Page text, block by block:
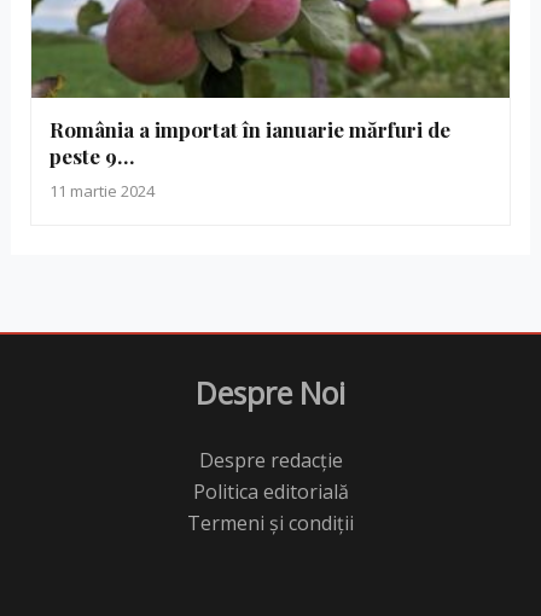
România a importat în ianuarie mărfuri de
peste 9…
11 martie 2024
Despre Noi
Despre redacție
Politica editorială
Termeni și condiții